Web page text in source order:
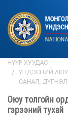
НҮҮР ХУУДАС
ҮНДЭСНИЙ
САНАЛ,
Оюу толгойн
гэрээний тухай